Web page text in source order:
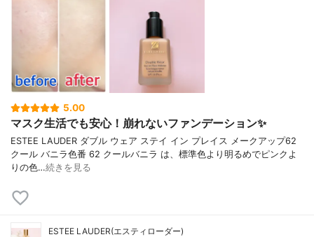
5.00
マスク生活でも安心！崩れないファンデーション✨
ESTEE LAUDER ダブル ウェア ステイ イン プレイス メークアップ62
クール バニラ色番 62 クールバニラ は、標準色より明るめでピンクよ
りの色…続きを見る
ESTEE LAUDER(エスティローダー)